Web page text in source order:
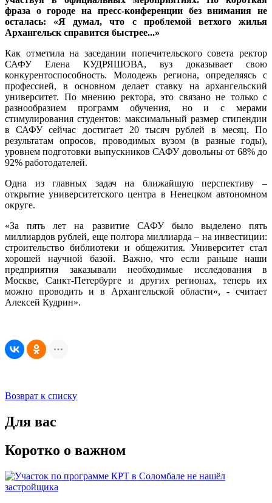
фраза о городе на пресс-конференции без внимания не
осталась: «Я думал, что с проблемой ветхого жилья
Архангельск справится быстрее...»
Как отметила на заседании попечительского совета ректор
САФУ Елена КУДРЯШОВА, вуз доказывает свою
конкурентоспособность. Молодежь региона, определяясь с
профессией, в основном делает ставку на архангельский
университет. По мнению ректора, это связано не только с
разнообразием программ обучения, но и с мерами
стимулирования студентов: максимальный размер стипендии
в САФУ сейчас достигает 20 тысяч рублей в месяц. По
результатам опросов, проводимых вузом (в разные годы),
уровнем подготовки выпускников САФУ довольны от 68% до
92% работодателей.
Одна из главных задач на ближайшую перспективу –
открытие университетского центра в Ненецком автономном
округе.
«За пять лет на развитие САФУ было выделено пять
миллиардов рублей, еще полтора миллиарда – на инвестиции:
строительство библиотеки и общежития. Университет стал
хорошей научной базой. Важно, что если раньше наши
предприятия заказывали необходимые исследования в
Москве, Санкт-Петербурге и других регионах, теперь их
можно проводить и в Архангельской области», - считает
Алексей Кудрин».
Возврат к списку
Для вас
Коротко о важном